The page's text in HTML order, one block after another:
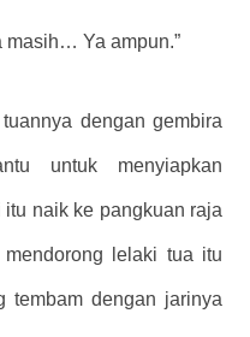
masih… Ya ampun.”
dengan gembira
untuk menyiapkan
naik ke pangkuan raja
lelaki tua itu
tembam dengan jarinya